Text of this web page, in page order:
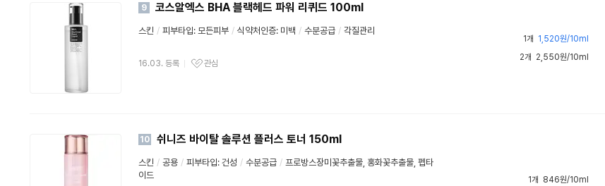
9 코스알엑스 BHA 블랙헤드 파워 리퀴드 100ml
스킨 / 피부타입: 모든피부 / 식약처인증: 미백 / 수분공급 / 각질관리
16.03. 등록 관심
1개
1,520원/10ml
2개 2,550원/10ml
10 쉬니즈 바이탈 솔루션 플러스 토너 150ml
스킨 / 공용 / 피부타입: 건성 / 수분공급 / 프로방스장미꽃추출물, 홍화꽃추출물, 펩타
이드
1개 846원/10ml